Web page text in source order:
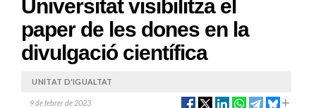
Universitat visibilitza el
paper de les dones en la
divulgació científica
UNITAT D'IGUALTAT
9 de febrer de 2023